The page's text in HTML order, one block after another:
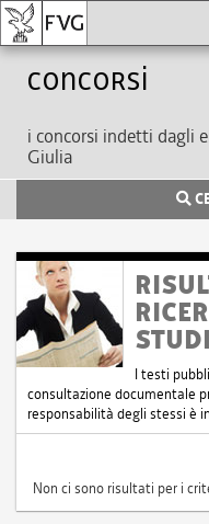
Concorsi
i concorsi indetti dagli
Giulia
I testi
consultazione documentale
responsabilità degli stessi è
Non ci sono risultati per i